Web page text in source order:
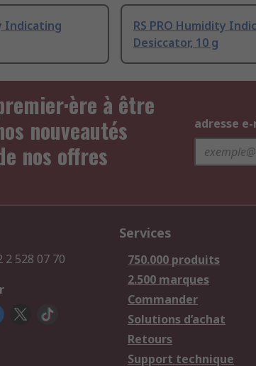
Indicating
RS PRO Humidity
Desiccator, 10 g
à être
nouveautés
nos offres
adresse
2 528 07 70
Services
750.000 produits
2.500 marques
Commander
Solutions d’achat
Retours
Support technique